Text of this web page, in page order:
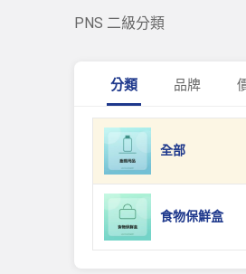
PNS 二級分類
分類 品牌
全部
食物保鮮盒